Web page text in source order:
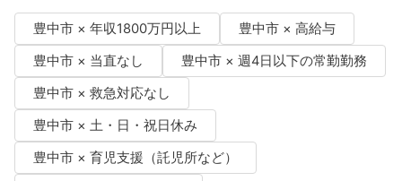
豊中市 × 年収1800万円以上
豊中市 × 高給与
豊中市 × 当直なし
豊中市 × 週4日以下の常勤勤務
豊中市 × 救急対応なし
豊中市 × 土・日・祝日休み
豊中市 × 育児支援（託児所など）